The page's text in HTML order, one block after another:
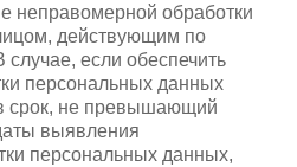
неправомерной обработки
действующим по
если обеспечить
персональных данных
срок, не превышающий
выявления
персональных данных,